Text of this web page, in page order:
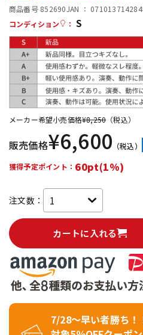
配信/ライブ機器
中古
商品番号 852690JAN ：
コンディション
： S
メーカー希望小売価格¥8,250 （税込）
販売価格¥6,600 （税込）
獲得予定ポイント： 60pt(1%)
注文数：
カートに入れる
7/28～早い者勝ち！